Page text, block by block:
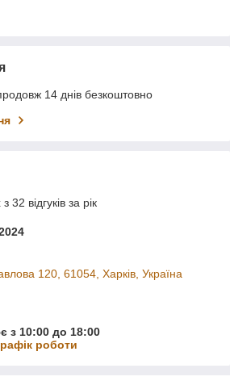
14 днів безкоштовно
32 відгуків за рік
120, 61054, Харків, Україна
з 10:00 до 18:00
роботи